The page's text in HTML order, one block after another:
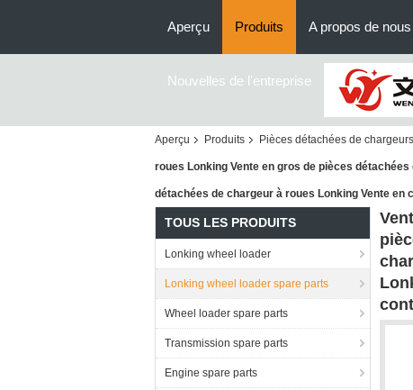
Aperçu Produits A propos de nous
Nouvelles de l'entreprise
Aperçu Produits Pièces détachées de
roues Lonking Vente en gros de pièces
détachées de chargeur à roues Lonking Vente en
TOUS LES PRODUITS
Lonking wheel loader
Lonking wheel loader spare parts
Wheel loader spare parts
Transmission spare parts
Engine spare parts